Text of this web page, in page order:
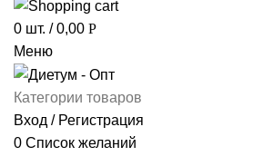
0 шт. / 0,00 Р
Меню
Категории товаров
Вход / Регистрация
0 Список желаний